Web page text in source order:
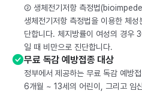
② 생체전기저항 측정법
생체전기저항 측정법을 이용한 체
단합니다. 체지방률이 여성의 경
일 때 비만으로 진단합니다.
무료 독감 예방접종 대상
정부에서 제공하는 무료 독감 예방
6개월 ~ 13세의 어린이, 그리고 임